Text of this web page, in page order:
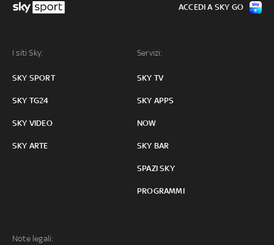
I siti Sky:
SKY SPORT
SKY TG24
SKY VIDEO
SKY ARTE
Servizi:
SKY TV
SKY APPS
NOW
SKY BAR
SPAZI SKY
PROGRAMMI
Note legali:
ACCEDI A SKY GO